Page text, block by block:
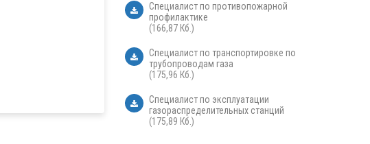
Специалист по противопожарной
профилактике
(166,87 Кб.)
Специалист по транспортировке по
трубопроводам газа
(175,96 Кб.)
Специалист по эксплуатации
газораспределительных станций
(175,89 Кб.)